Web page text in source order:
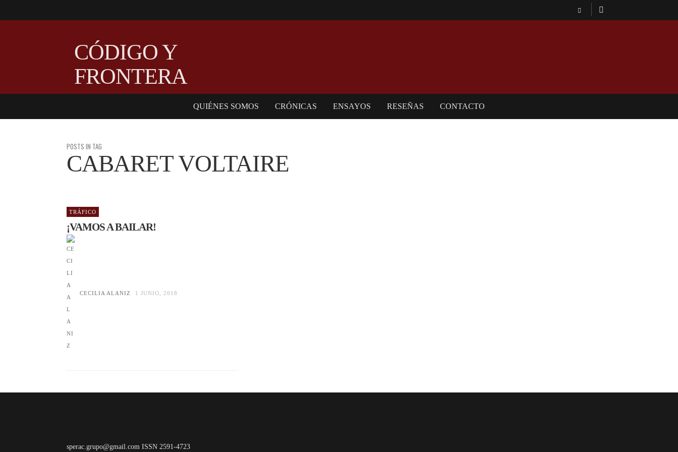
CÓDIGO Y
FRONTERA
QUIÉNES SOMOS CRÓNICAS ENSAYOS RESEÑAS CONTACTO
POSTS IN TAG
CABARET VOLTAIRE
TRÁFICO
¡VAMOS A BAILAR!
CECILIA ALANIZ 1 JUNIO, 2018
sperac.grupo@gmail.com ISSN 2591-4723